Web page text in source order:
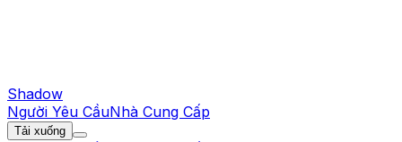
Shadow
Người Yêu CầuNhà Cung Cấp
Tải xuống